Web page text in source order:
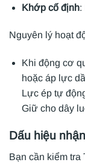
Khớp cố định:
Nguyên lý hoạt
Khi động cơ
hoặc áp lực
Lực ép tự
Giữ cho dây
Dấu hiệu
Bạn cần kiểm tra